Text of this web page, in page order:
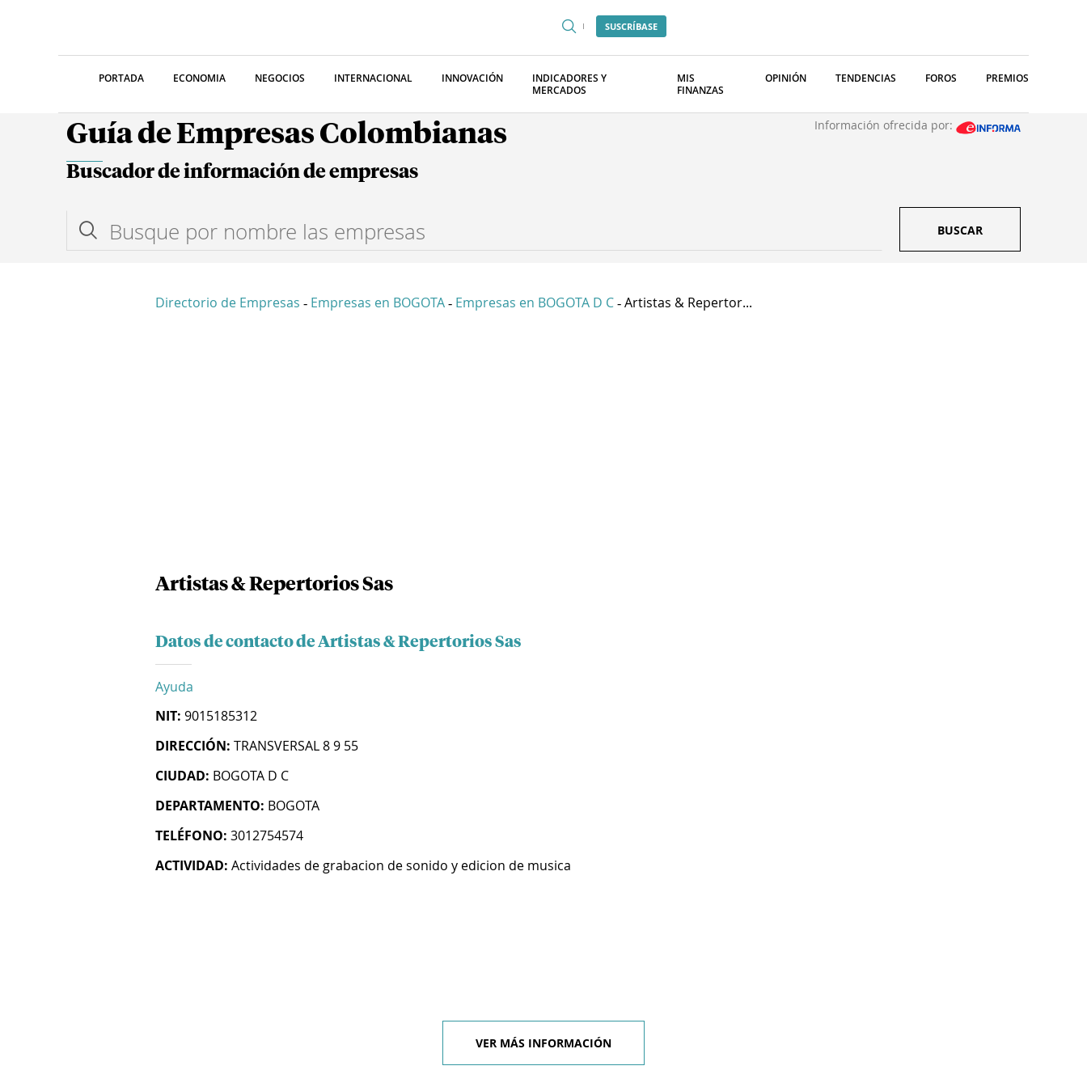
SUSCRÍBASE
PORTADA ECONOMIA NEGOCIOS INTERNACIONAL INNOVACIÓN
INDICADORES Y
MERCADOS
MIS
FINANZAS
OPINIÓN TENDENCIAS FOROS PREMIOS
Guía de Empresas Colombianas Información ofrecida por:
Buscador de información de empresas
BUSCAR
Directorio de Empresas - Empresas en BOGOTA - Empresas en BOGOTA D C - Artistas & Repertor...
Artistas & Repertorios Sas
Datos de contacto de Artistas & Repertorios Sas
Ayuda
NIT: 9015185312
DIRECCIÓN: TRANSVERSAL 8 9 55
CIUDAD: BOGOTA D C
DEPARTAMENTO: BOGOTA
TELÉFONO: 3012754574
ACTIVIDAD: Actividades de grabacion de sonido y edicion de musica
VER MÁS INFORMACIÓN